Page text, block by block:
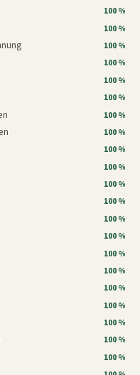
100 %
100 %
100 %
100 %
100 %
100 %
100 %
100 %
100 %
100 %
100 %
100 %
100 %
100 %
100 %
100 %
100 %
100 %
100 %
100 %
100 %